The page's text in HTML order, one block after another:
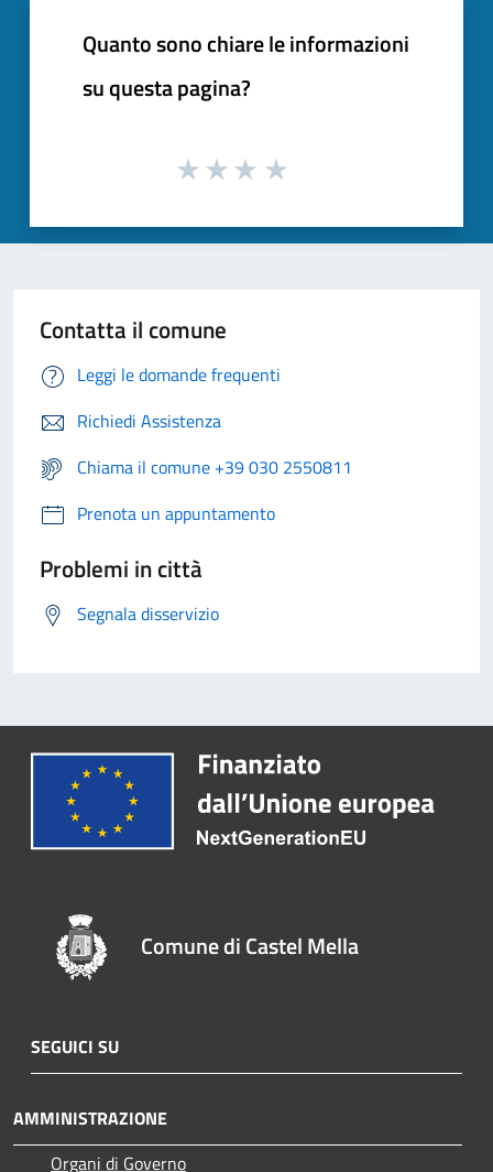
Quanto sono chiare le informazioni
su questa pagina?
Contatta il comune
Leggi le domande frequenti
Richiedi Assistenza
Chiama il comune +39 030 2550811
Prenota un appuntamento
Problemi in città
Segnala disservizio
Comune di Castel Mella
SEGUICI SU
AMMINISTRAZIONE
Organi di Governo